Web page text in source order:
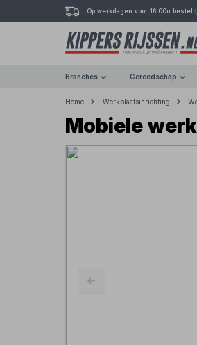
Op werkdagen voor 16.00u
Branches Gereedschap
Home Werkplaatsinrichting
Mobiele